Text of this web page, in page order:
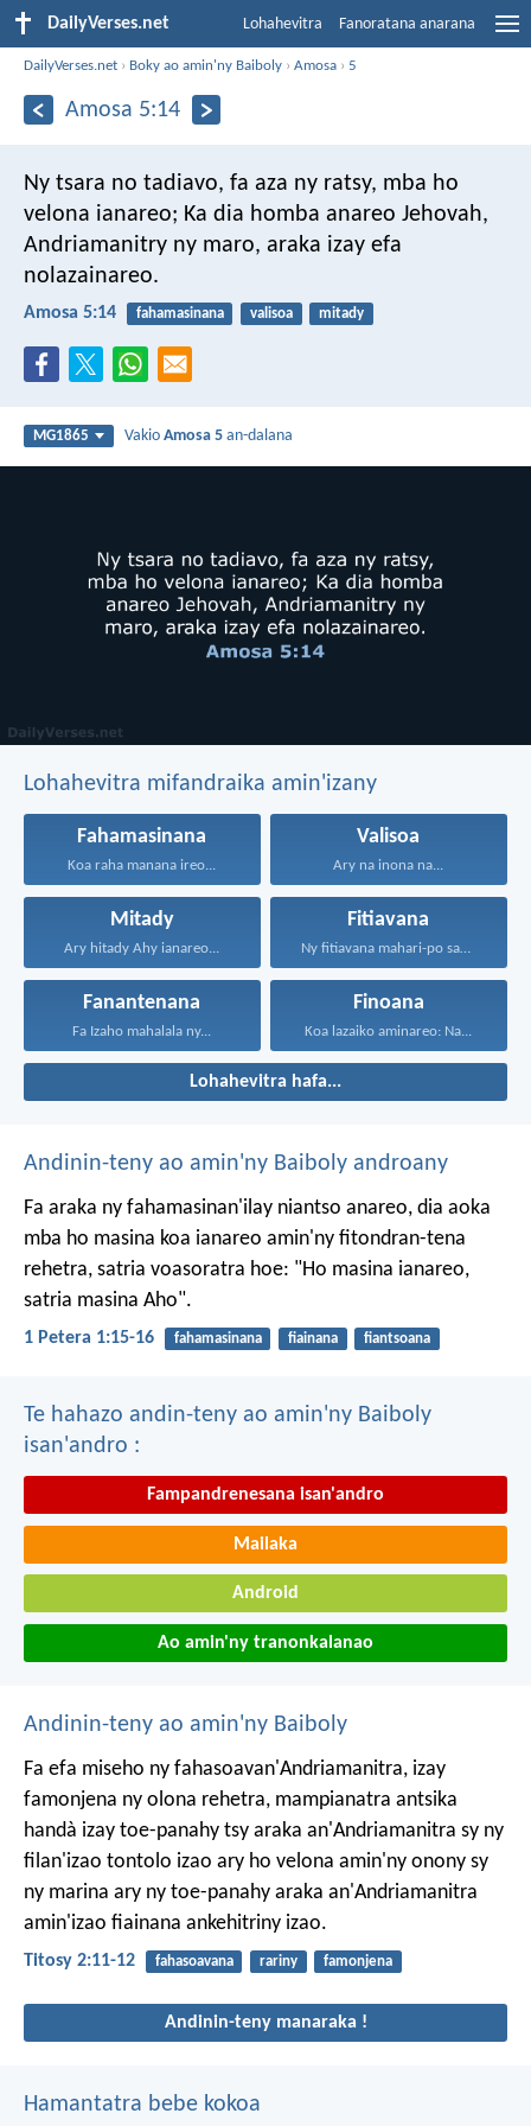
DailyVerses.net Lohahevitra Fanoratana anarana
DailyVerses.net › Boky ao amin'ny Baiboly ›Amosa ›5
Amosa 5:14
Ny tsara no tadiavo, fa aza ny ratsy, mba ho
velona ianareo; Ka dia homba anareo Jehovah,
Andriamanitry ny maro, araka izay efa
nolazainareo.
Amosa 5:14 fahamasinana valisoa mitady
MG1865 VakioAmosa 5 an-dalana
Lohahevitra mifandraika amin'izany
Fahamasinana
Koa raha manana ireo...
Valisoa
Ary na inona na...
Mitady
Ary hitady Ahy ianareo...
Fitiavana
Ny fitiavana mahari-po sady...
Fanantenana
Fa Izaho mahalala ny...
Finoana
Koa lazaiko aminareo: Na...
Lohahevitra hafa...
Andinin-teny ao amin'ny Baiboly androany
Fa araka ny fahamasinan'ilay niantso anareo, dia aoka
mba ho masina koa ianareo amin'ny fitondran-tena
rehetra, satria voasoratra hoe: "Ho masina ianareo,
satria masina Aho".
1 Petera 1:15-16 fahamasinana fiainana fiantsoana
Te hahazo andin-teny ao amin'ny Baiboly
isan'andro :
Fampandrenesana isan'andro
Mailaka
Android
Ao amin'ny tranonkalanao
Andinin-teny ao amin'ny Baiboly
Fa efa miseho ny fahasoavan'Andriamanitra, izay
famonjena ny olona rehetra, mampianatra antsika
handà izay toe-panahy tsy araka an'Andriamanitra sy ny
filan'izao tontolo izao ary ho velona amin'ny onony sy
ny marina ary ny toe-panahy araka an'Andriamanitra
amin'izao fiainana ankehitriny izao.
Titosy 2:11-12 fahasoavana rariny famonjena
Andinin-teny manaraka !
Hamantatra bebe kokoa